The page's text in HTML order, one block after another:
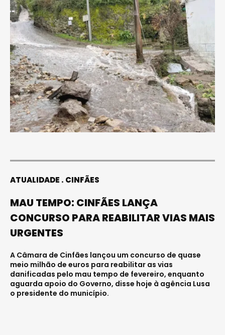
ATUALIDADE CINFÃES
MAU TEMPO: CINFÃES LANÇA
CONCURSO PARA REABILITAR VIAS MAIS
URGENTES
A Câmara de Cinfães lançou um concurso de quase
meio milhão de euros para reabilitar as vias
danificadas pelo mau tempo de fevereiro, enquanto
aguarda apoio do Governo, disse hoje à agência Lusa
o presidente do município.